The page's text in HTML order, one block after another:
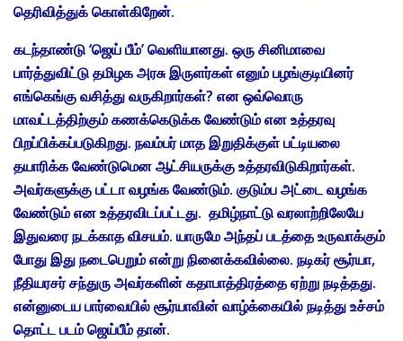
தெரிவித்துக் கொள்கிறேன்.
கடந்தாண்டு ‘ஜெய் பீம்’ வெளியானது. ஒரு சினிமாவை
பார்த்துவிட்டு தமிழக அரசு இருளர்கள் எனும் பழங்குடியினர்
எங்கெங்கு வசித்து வருகிறார்கள்? என ஒவ்வொரு
மாவட்டத்திற்கும் கணக்கெடுக்க வேண்டும் என உத்தரவு
பிறப்பிக்கப்படுகிறது. நவம்பர் மாத இறுதிக்குள் பட்டியலை
தயாரிக்க வேண்டுமென ஆட்சியருக்கு உத்தரவிடுகிறார்கள்.
அவர்களுக்கு பட்டா வழங்க வேண்டும். குடும்ப அட்டை வழங்க
வேண்டும் என உத்தரவிடப்பட்டது. தமிழ்நாட்டு வரலாற்றிலேயே
இதுவரை நடக்காத விசயம். யாருமே அந்தப் படத்தை உருவாக்கும்
போது இது நடைபெறும் என்று நினைக்கவில்லை. நடிகர் சூர்யா,
நீதியரசர் சந்துரு அவர்களின் கதாபாத்திரத்தை ஏற்று நடித்தது.
என்னுடைய பார்வையில் சூர்யாவின் வாழ்க்கையில் நடித்து உச்சம்
தொட்ட படம் ஜெய்பீம் தான்.